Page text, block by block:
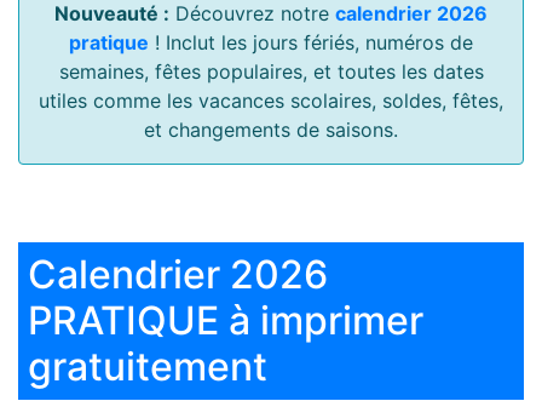
Nouveauté : Découvrez notre calendrier 2026
pratique ! Inclut les jours fériés, numéros de
semaines, fêtes populaires, et toutes les dates
utiles comme les vacances scolaires, soldes, fêtes,
et changements de saisons.
Calendrier 2026
PRATIQUE à imprimer
gratuitement